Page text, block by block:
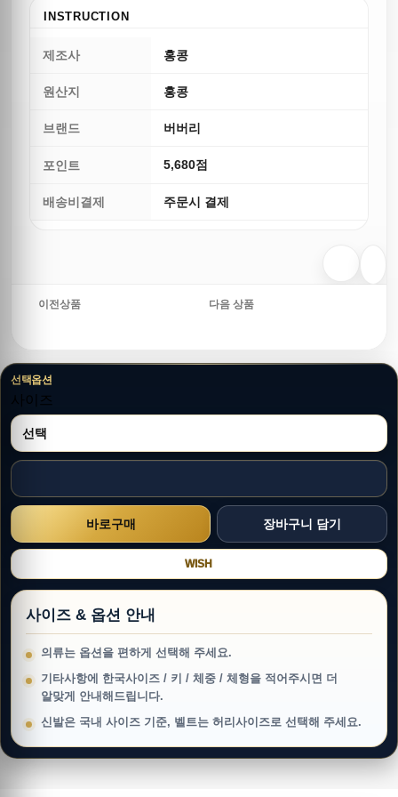
INSTRUCTION
제조사 홍콩
원산지 홍콩
브랜드 버버리
포인트 5,680점
배송비결제 주문시 결제
이전상품 다음 상품
선택옵션
사이즈
WISH
사이즈 & 옵션 안내
의류는 옵션을 편하게 선택해 주세요.
기타사항에 한국사이즈 / 키 / 체중 / 체형을 적어주시면 더
알맞게 안내해드립니다.
신발은 국내 사이즈 기준, 벨트는 허리사이즈로 선택해 주세요.